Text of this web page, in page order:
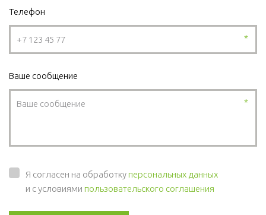
Телефон
*
Ваше сообщение
*
Я согласен на обработкуперсональных данных
и с условиями пользовательского соглашения